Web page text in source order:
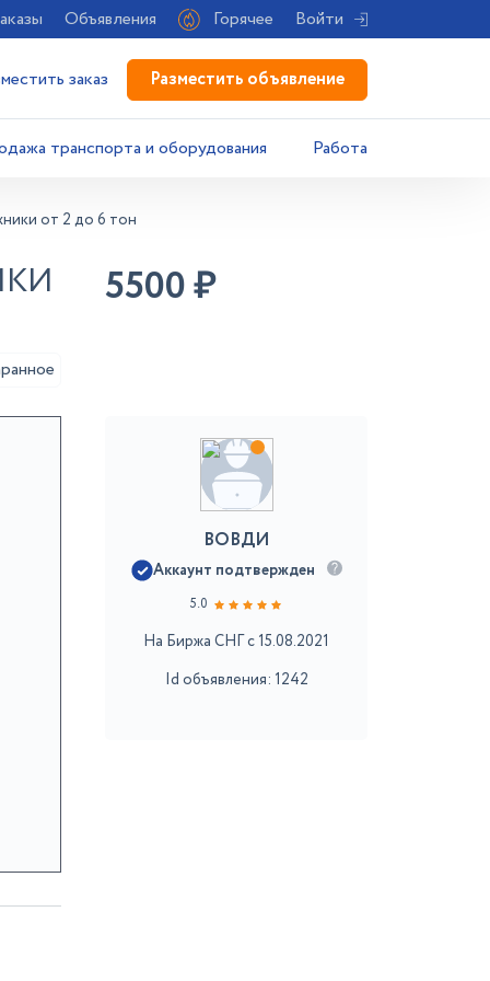
Объявления Горячее Войти
заказ Разместить объявление
транспорта и оборудования Работа
от 2 до 6 тон
5500₽
ВОВДИ
Аккаунт подтвержден
5.0
На Биржа СНГ с 15.08.2021
Id объявления: 1242